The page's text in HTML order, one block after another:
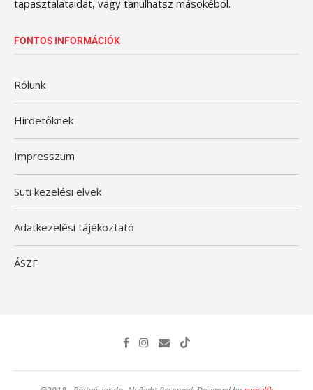
tapasztalataidat, vagy tanulhatsz másokéból.
FONTOS INFORMÁCIÓK
Rólunk
Hirdetőknek
Impresszum
Süti kezelési elvek
Adatkezelési tájékoztató
ÁSZF